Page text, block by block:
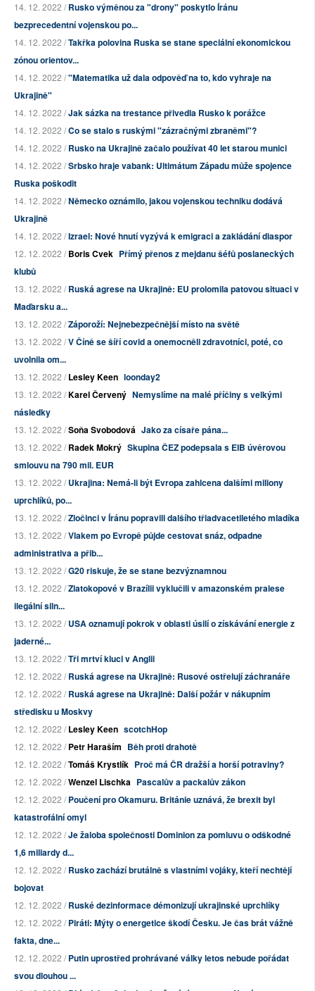
14. 12. 2022 /Rusko výměnou za "drony" poskytlo Íránu
bezprecedentní vojenskou po...
14. 12. 2022 /Takřka polovina Ruska se stane speciální ekonomickou
zónou orientov...
14. 12. 2022 /"Matematika už dala odpověď na to, kdo vyhraje na
Ukrajině"
14. 12. 2022 /Jak sázka na trestance přivedla Rusko k porážce
14. 12. 2022 /Co se stalo s ruskými "zázračnými zbraněmi"?
14. 12. 2022 /Rusko na Ukrajině začalo používat 40 let starou munici
14. 12. 2022 /Srbsko hraje vabank: Ultimátum Západu může spojence
Ruska poškodit
14. 12. 2022 /Německo oznámilo, jakou vojenskou techniku dodává
Ukrajině
14. 12. 2022 /Izrael: Nové hnutí vyzývá k emigraci a zakládání diaspor
12. 12. 2022 /Boris Cvek Přímý přenos z mejdanu šéfů poslaneckých
klubů
13. 12. 2022 /Ruská agrese na Ukrajině: EU prolomila patovou situaci v
Maďarsku a...
13. 12. 2022 /Záporoží: Nejnebezpečnější místo na světě
13. 12. 2022 /V Číně se šíří covid a onemocněli zdravotníci, poté, co
uvolnila om...
13. 12. 2022 /Lesley Keen loonday2
13. 12. 2022 /Karel Červený Nemyslíme na malé příčiny s velkými
následky
13. 12. 2022 /Soňa Svobodová Jako za císaře pána...
13. 12. 2022 /Radek Mokrý Skupina ČEZ podepsala s EIB úvěrovou
smlouvu na 790 mil. EUR
13. 12. 2022 /Ukrajina: Nemá-li být Evropa zahlcena dalšími miliony
uprchlíků, po...
13. 12. 2022 /Zločinci v Íránu popravili dalšího třiadvacetiletého mladíka
13. 12. 2022 /Vlakem po Evropě půjde cestovat snáz, odpadne
administrativa a přib...
13. 12. 2022 /G20 riskuje, že se stane bezvýznamnou
13. 12. 2022 /Zlatokopové v Brazílii vyklučili v amazonském pralese
ilegální siln...
13. 12. 2022 /USA oznamují pokrok v oblasti úsilí o získávání energie z
jaderné...
13. 12. 2022 /Tři mrtví kluci v Anglii
12. 12. 2022 /Ruská agrese na Ukrajině: Rusové ostřelují záchranáře
12. 12. 2022 /Ruská agrese na Ukrajině: Další požár v nákupním
středisku u Moskvy
12. 12. 2022 /Lesley Keen scotchHop
12. 12. 2022 /Petr Haraším Běh proti drahotě
12. 12. 2022 /Tomáš Krystlík Proč má ČR dražší a horší potraviny?
12. 12. 2022 /Wenzel Lischka Pascalův a packalův zákon
12. 12. 2022 /Poučení pro Okamuru. Británie uznává, že brexit byl
katastrofální omyl
12. 12. 2022 /Je žaloba společnosti Dominion za pomluvu o odškodné
1,6 miliardy d...
12. 12. 2022 /Rusko zachází brutálně s vlastními vojáky, kteří nechtějí
bojovat
12. 12. 2022 /Ruské dezinformace démonizují ukrajinské uprchlíky
12. 12. 2022 /Piráti: Mýty o energetice škodí Česku. Je čas brát vážně
fakta, dne...
12. 12. 2022 /Putin uprostřed prohrávané války letos nebude pořádat
svou dlouhou ...